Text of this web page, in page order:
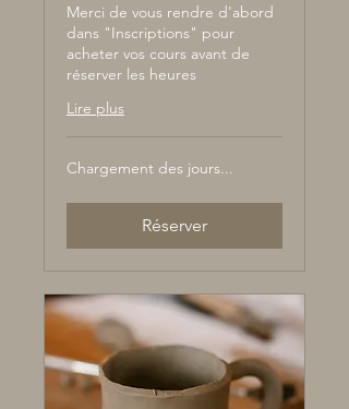
Merci de vous rendre d'abord
dans "Inscriptions" pour
acheter vos cours avant de
réserver les heures
Lire plus
Chargement des jours...
Réserver